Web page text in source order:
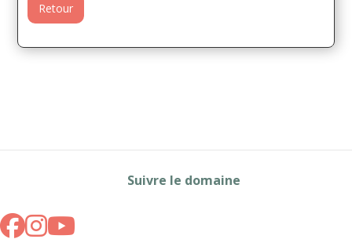
Retour
Suivre le domaine